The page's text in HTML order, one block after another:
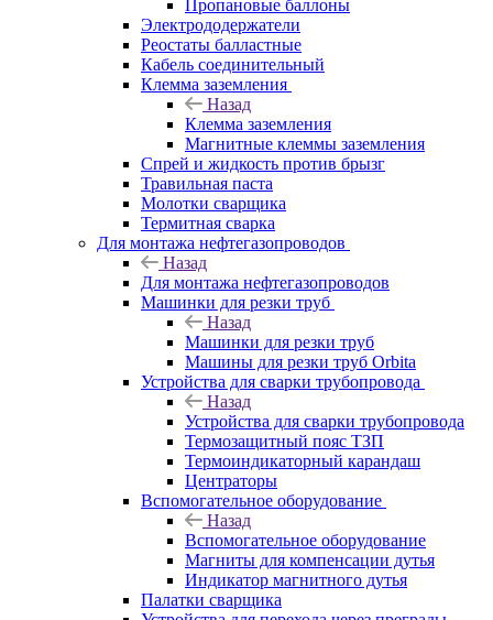
Пропановые баллоны
Электрододержатели
Реостаты балластные
Кабель соединительный
Клемма заземления
Назад
Клемма заземления
Магнитные клеммы заземления
Спрей и жидкость против брызг
Травильная паста
Молотки сварщика
Термитная сварка
Для монтажа нефтегазопроводов
Назад
Для монтажа нефтегазопроводов
Машинки для резки труб
Назад
Машинки для резки труб
Машины для резки труб Orbita
Устройства для сварки трубопровода
Назад
Устройства для сварки трубопровода
Термозащитный пояс ТЗП
Термоиндикаторный карандаш
Центраторы
Вспомогательное оборудование
Назад
Вспомогательное оборудование
Магниты для компенсации дутья
Индикатор магнитного дутья
Палатки сварщика